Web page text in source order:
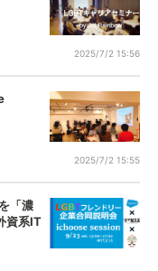
2025/7/2 15:56
2025/7/2 15:55
「濃
資系IT